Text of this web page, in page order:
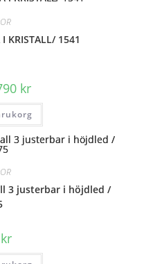
KRISTALL/ 1541
kr.
krDet
priset
är:
1,790 kr.
3 justerbar i höjdled /
kr